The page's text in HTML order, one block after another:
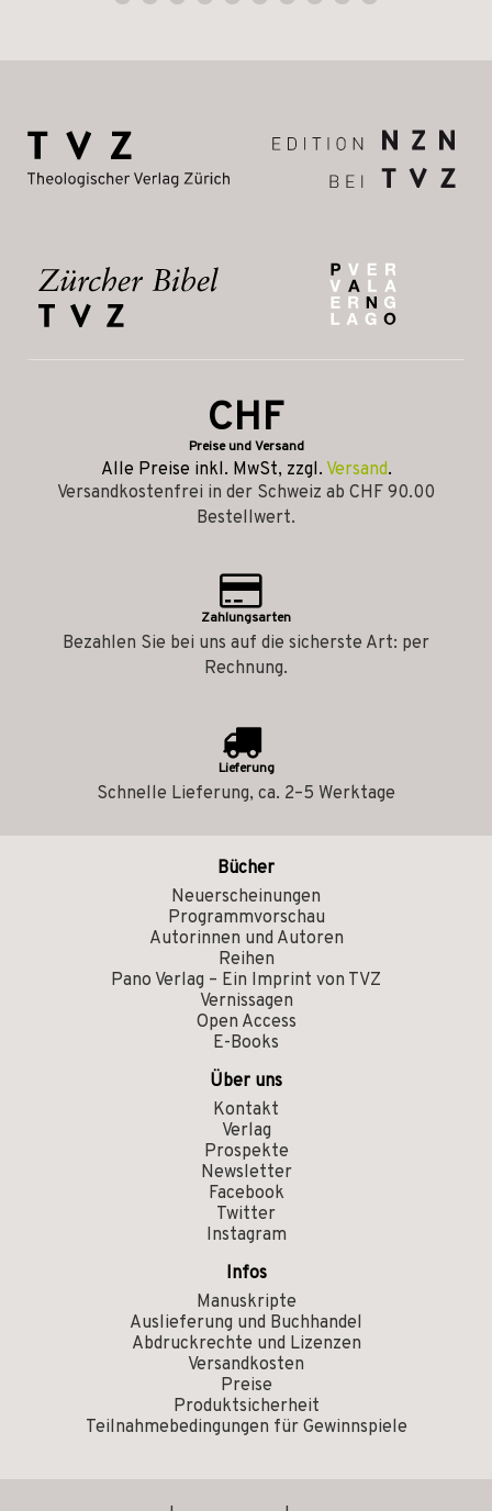
CHF
Preise und Versand
Alle Preise inkl. MwSt, zzgl. Versand.
Versandkostenfrei in der Schweiz ab CHF 90.00
Bestellwert.
Zahlungsarten
Bezahlen Sie bei uns auf die sicherste Art: per
Rechnung.
Lieferung
Schnelle Lieferung, ca. 2–5 Werktage
Bücher
Neuerscheinungen
Programmvorschau
Autorinnen und Autoren
Reihen
Pano Verlag – Ein Imprint von TVZ
Vernissagen
Open Access
E-Books
Über uns
Kontakt
Verlag
Prospekte
Newsletter
Facebook
Twitter
Instagram
Infos
Manuskripte
Auslieferung und Buchhandel
Abdruckrechte und Lizenzen
Versandkosten
Preise
Produktsicherheit
Teilnahmebedingungen für Gewinnspiele